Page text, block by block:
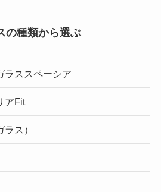
の種類から選ぶ
ラススペーシア
アFit
ス）